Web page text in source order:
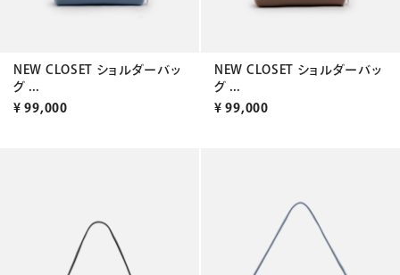
NEW CLOSET ショルダーバッ
グ ...
¥ 99,000
NEW CLOSET ショルダーバッ
グ ...
¥ 99,000